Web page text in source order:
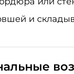
и